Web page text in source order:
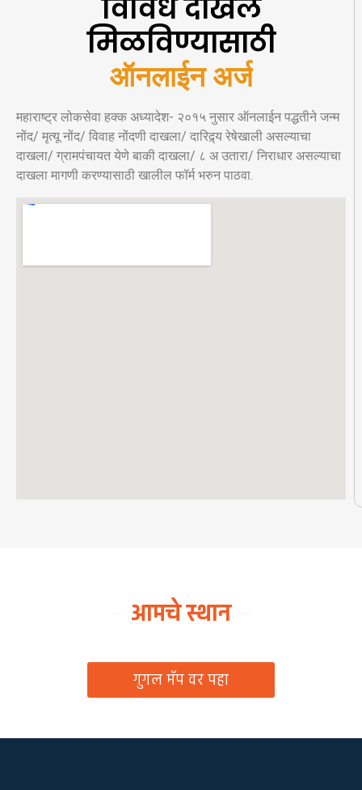
विविध दाखले
मिळविण्यासाठी
ऑनलाईन अर्ज
महाराष्ट्र लोकसेवा हक्क अध्यादेश- २०१५ नुसार ऑनलाईन पद्धतीने जन्म
नोंद/ मृत्यू नोंद/ विवाह नोंदणी दाखला/ दारिद्र्य रेषेखाली असल्याचा
दाखला/ ग्रामपंचायत येणे बाकी दाखला/ ८ अ उतारा/ निराधार असल्याचा
दाखला मागणी करण्यासाठी खालील फॉर्म भरुन पाठवा.
आमचे स्थान
गुगल मॅप वर पहा